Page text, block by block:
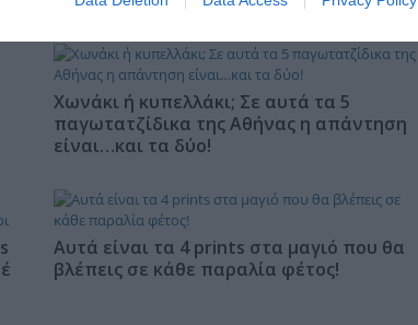
Χωνάκι ή κυπελλάκι; Σε αυτά τα 5
παγωτατζίδικα της Αθήνας η απάντηση
είναι…και τα δύο!
Αυτά είναι τα 4 prints στα μαγιό που θα
βλέπεις σε κάθε παραλία φέτος!